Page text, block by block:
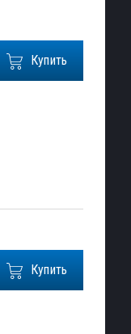
Купить
Купить